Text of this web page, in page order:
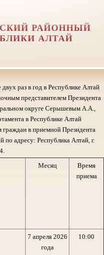
РАЙОННЫЙ
АЛТАЙ
раз в год в Республике Алтай
представителем Президента
округе Серышевым А.А.,
в Республике Алтай
в приемной Президента
по адресу: Республика Алтай, г.
Месяц
Время
приема
7 апреля 2026
года
10:00